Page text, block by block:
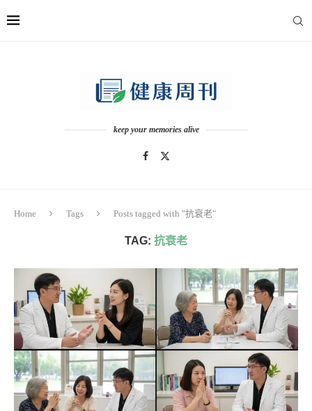
keep your memories alive
Home Tags Posts tagged with "抗衰老"
TAG: 抗衰老